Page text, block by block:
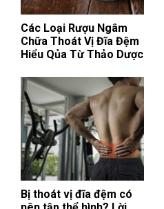
Các Loại Rượu Ngâm
Chữa Thoát Vị Đĩa Đệm
Hiểu Qủa Từ Thảo Dược
Bị thoát vị đĩa đệm có